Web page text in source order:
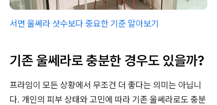
서면 울쎄라 샷수보다 중요한 기준 알아보기
기존 울쎄라로 충분한 경우도 있을까?
프라임이 모든 상황에서 무조건 더 좋다는 의미는 아닙니
다. 개인의 피부 상태와 고민에 따라 기존 울쎄라로도 충분